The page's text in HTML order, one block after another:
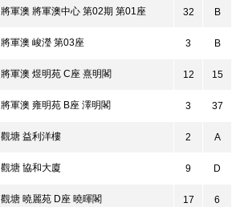
將軍澳 將軍澳中心 第02期 第01座 32 B
將軍澳 峻瀅 第03座 3 B
將軍澳 煜明苑 C座 熹明閣 12 15
將軍澳 雍明苑 B座 澤明閣 3 37
觀塘 益利洋樓 2 A
觀塘 協和大廈 9 D
觀塘 曉麗苑 D座 曉暉閣 17 6